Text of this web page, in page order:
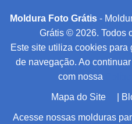
Moldura Foto Grátis -
Grátis © 2026. Todos
Este site utiliza cookies
de navegação. Ao
com nossa
Mapa do Site
Acesse nossas molduras